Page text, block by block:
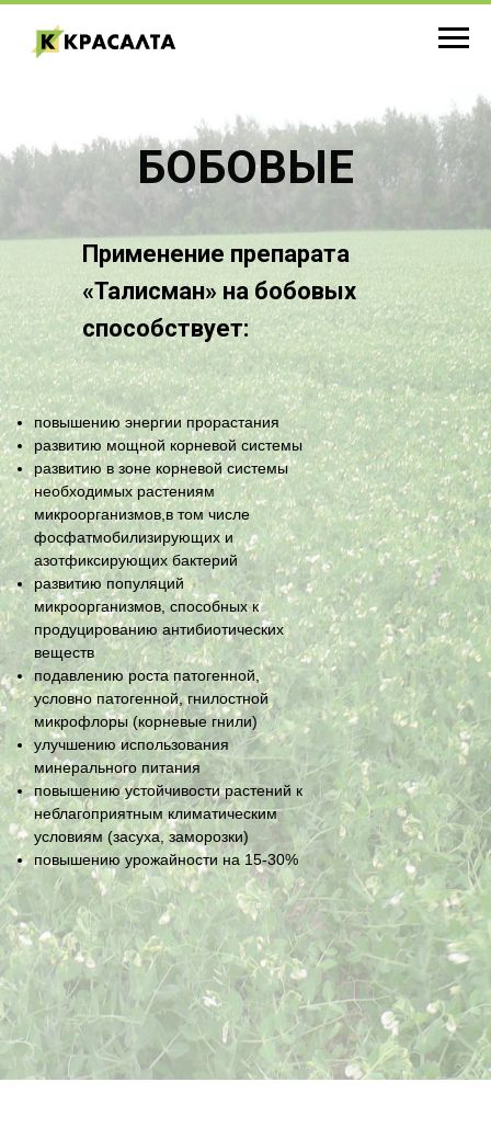
повышению энергии прорастания
развитию мощной корневой системы
развитию в зоне корневой системы
необходимых растениям
микроорганизмов,в том числе
фосфатмобилизирующих и
азотфиксирующих бактерий
развитию популяций
микроорганизмов, способных к
продуцированию антибиотических
веществ
подавлению роста патогенной,
условно патогенной, гнилостной
микрофлоры (корневые гнили)
улучшению использования
минерального питания
повышению устойчивости растений к
неблагоприятным климатическим
условиям (засуха, заморозки)
повышению урожайности на 15-30%
Применение препарата
«Талисман» на бобовых
способствует:
БОБОВЫЕ